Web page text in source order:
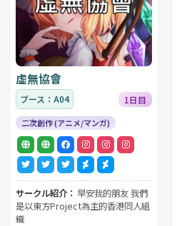
虛無協會
ブース：A04 1日目
二次創作 (アニメ/マンガ)
サークル紹介： 早安我的朋友 我們
是以東方Project為主的香港同人組
織